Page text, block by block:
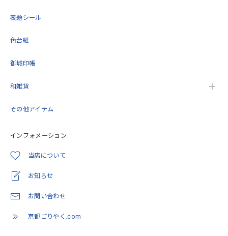
表題シール
色台紙
御城印帳
和雑貨
その他アイテム
インフォメーション
当店について
お知らせ
お問い合わせ
京都ごりやく.com